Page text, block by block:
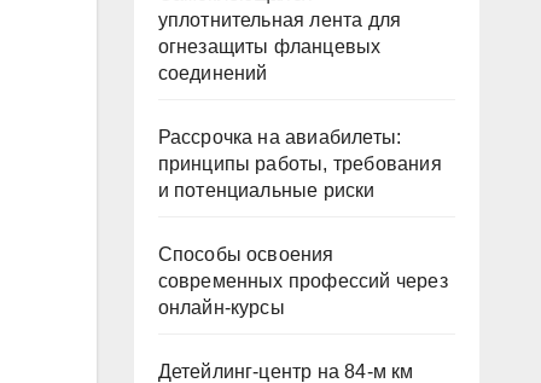
уплотнительная лента для
огнезащиты фланцевых
соединений
Рассрочка на авиабилеты:
принципы работы, требования
и потенциальные риски
Способы освоения
современных профессий через
онлайн-курсы
Детейлинг-центр на 84-м км